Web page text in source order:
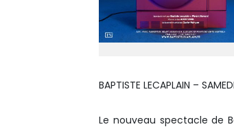
BAPTISTE LECAPLAIN –
Le nouveau spectacle de